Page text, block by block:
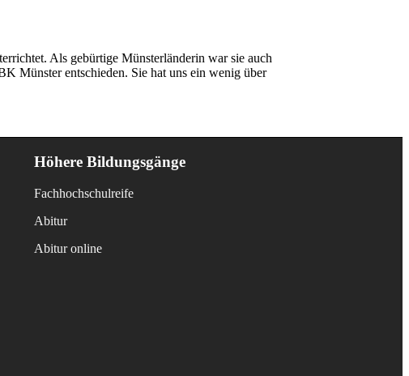
Als gebürtige Münsterländerin war sie auch
Münster entschieden. Sie hat uns ein wenig über
Höhere Bildungsgänge
Fachhochschulreife
Abitur
Abitur online